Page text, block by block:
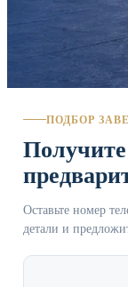
ПОДБОР
Оставьте номер
детали и